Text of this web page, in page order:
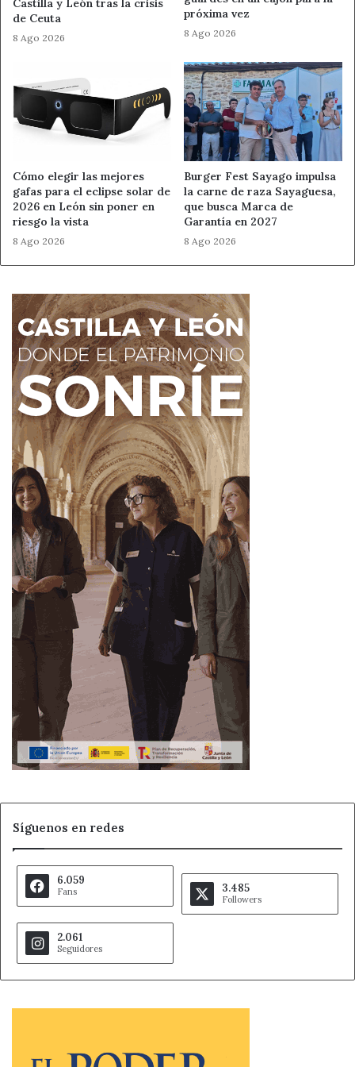
minoría judía medieval en el ámbito urbano del Reino de
León: análisis arqueológico y documental’, financiado por
respaldo del Ayuntamiento.
Más allá de las publicaciones científicas previstas, el
equipo arqueológico insiste en la importancia deponer
en valor un patrimonio medieval clave para la
historia de León, con potencial para enriquecer la
oferta cultural y turística de la ciudad.
Fuente
judería Puente Castro
Patrimonio Histórico
presencia cristiana Reino de León
Universidad de León
Castilla y León tras la crisis
de Ceuta
8 Ago 2026
próxima vez
8 Ago 2026
Cómo elegir las mejores
gafas para el eclipse solar de
2026 en León sin poner en
riesgo la vista
8 Ago 2026
Burger Fest Sayago impulsa
la carne de raza Sayaguesa,
que busca Marca de
Garantía en 2027
8 Ago 2026
Síguenos en redes
6.059
Fans 3.485
Followers
2.061
Seguidores